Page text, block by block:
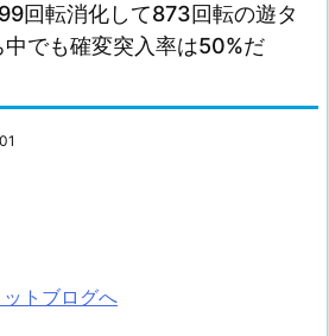
回転消化して873回転の遊タ
でも確変突入率は50%だ